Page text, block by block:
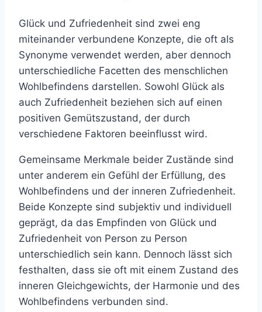
Glück und Zufriedenheit sind zwei eng
miteinander verbundene Konzepte, die oft als
Synonyme verwendet werden, aber dennoch
unterschiedliche Facetten des menschlichen
Wohlbefindens darstellen. Sowohl Glück als
auch Zufriedenheit beziehen sich auf einen
positiven Gemütszustand, der durch
verschiedene Faktoren beeinflusst wird.
Gemeinsame Merkmale beider Zustände sind
unter anderem ein Gefühl der Erfüllung, des
Wohlbefindens und der inneren Zufriedenheit.
Beide Konzepte sind subjektiv und individuell
geprägt, da das Empfinden von Glück und
Zufriedenheit von Person zu Person
unterschiedlich sein kann. Dennoch lässt sich
festhalten, dass sie oft mit einem Zustand des
inneren Gleichgewichts, der Harmonie und des
Wohlbefindens verbunden sind.